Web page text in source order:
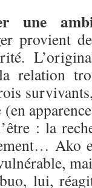
une
provient
relation
: la
Ako
lui,